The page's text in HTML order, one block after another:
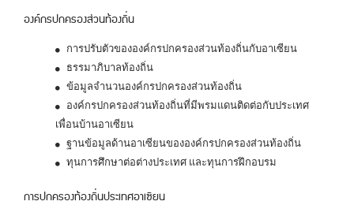
องค์กรปกครองส่วนท้องถิ่น
การปรับตัวขององค์กรปกครองส่วนท้องถิ่นกับอาเซียน
ธรรมาภิบาลท้องถิ่น
ข้อมูลจำนวนองค์กรปกครองส่วนท้องถิ่น
องค์กรปกครองส่วนท้องถิ่นที่มีพรมแดนติดต่อกับประเทศ
เพื่อนบ้านอาเซียน
ฐานข้อมูลด้านอาเซียนขององค์กรปกครองส่วนท้องถิ่น
ทุนการศึกษาต่อต่างประเทศ และทุนการฝึกอบรม
การปกครองท้องถิ่นประเทศอาเซียน